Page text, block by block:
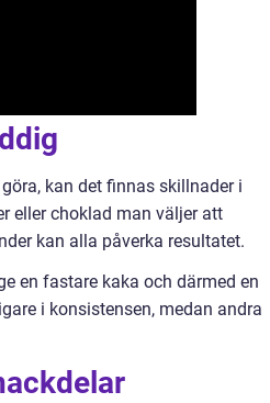
kan det finnas skillnader i
eller choklad man väljer att
kan alla påverka resultatet.
en fastare kaka och därmed en
i konsistensen, medan andra